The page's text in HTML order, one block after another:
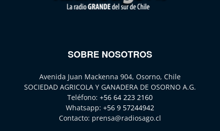
SOBRE NOSOTROS
Avenida Juan Mackenna 904, Osorno, Chile
SOCIEDAD AGRICOLA Y GANADERA DE OSORNO A.G.
Teléfono: +56 64 223 2160
Whatsapp: +56 9 57244942
Contacto: prensa@radiosago.cl